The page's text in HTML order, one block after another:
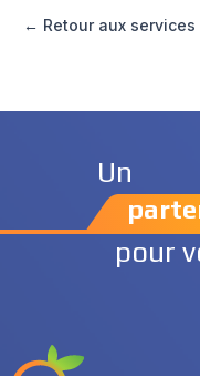
← Retour aux services
Un
pour